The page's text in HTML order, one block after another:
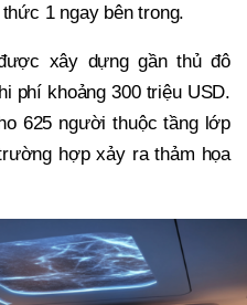
1 ngay bên trong.
xây dựng gần thủ đô
phí khoảng 300 triệu USD.
625 người thuộc tầng lớp
hợp xảy ra thảm họa